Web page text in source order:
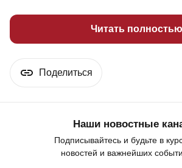
Читать полностью
Поделиться
Наши новостные
Подписывайтесь и будьте в
новостей и важнейших